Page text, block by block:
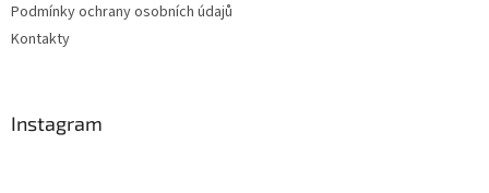
Podmínky ochrany osobních údajů
Kontakty
Instagram